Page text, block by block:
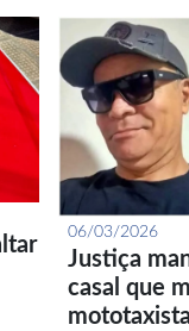
06/03/2026
Justiça
casal que